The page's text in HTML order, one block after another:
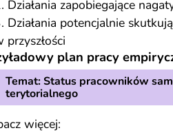
Działania zapobiegające
Działania potencjalnie
przyszłości
plan pracy
Temat: Status pracowników
terytorialnego
więcej: